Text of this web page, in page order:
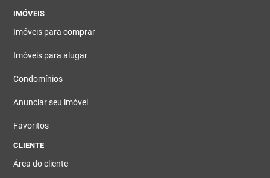
IMÓVEIS
Imóveis para comprar
Imóveis para alugar
Condomínios
Anunciar seu imóvel
Favoritos
CLIENTE
Área do cliente